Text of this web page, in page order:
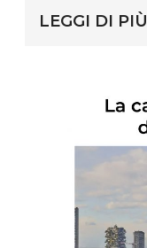
LEGGI DI PIÙ